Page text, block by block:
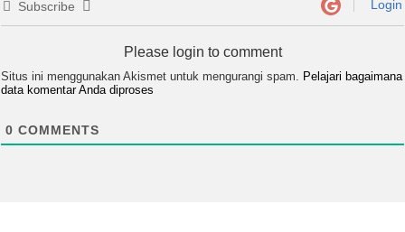
Subscribe Login
Please login to comment
Situs ini menggunakan Akismet untuk mengurangi spam. Pelajari bagaimana
data komentar Anda diproses
0 COMMENTS